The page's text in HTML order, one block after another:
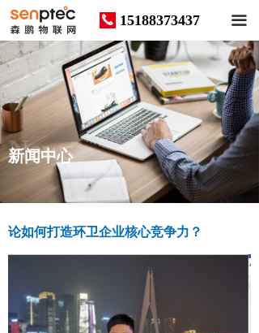
끀
끅 15188373437
论如何打造环卫企业核心竞争力？
News
新闻中心